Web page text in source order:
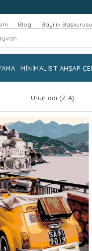
Blog Bayilik
MİNİMALİST AHŞAP
Ürün adı (Z-A)